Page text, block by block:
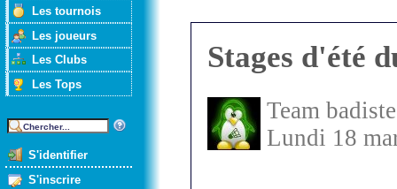
Les tournois
Les joueurs
Les Clubs
Les Tops
S'identifier
S'inscrire
Stages d'été
Team badiste
Lundi 18